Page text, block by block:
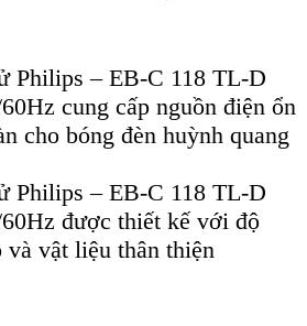
Philips – EB-C 118 TL-D
cung cấp nguồn điện ổn
cho bóng đèn huỳnh quang
Philips – EB-C 118 TL-D
được thiết kế với độ
và vật liệu thân thiện